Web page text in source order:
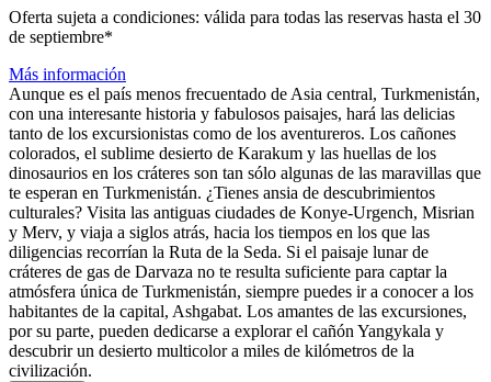
Oferta sujeta a condiciones: válida para todas las reservas hasta el 30
de septiembre*
Más información
Aunque es el país menos frecuentado de Asia central, Turkmenistán,
con una interesante historia y fabulosos paisajes, hará las delicias
tanto de los excursionistas como de los aventureros. Los cañones
colorados, el sublime desierto de Karakum y las huellas de los
dinosaurios en los cráteres son tan sólo algunas de las maravillas que
te esperan en Turkmenistán. ¿Tienes ansia de descubrimientos
culturales? Visita las antiguas ciudades de Konye-Urgench, Misrian
y Merv, y viaja a siglos atrás, hacia los tiempos en los que las
diligencias recorrían la Ruta de la Seda. Si el paisaje lunar de
cráteres de gas de Darvaza no te resulta suficiente para captar la
atmósfera única de Turkmenistán, siempre puedes ir a conocer a los
habitantes de la capital, Ashgabat. Los amantes de las excursiones,
por su parte, pueden dedicarse a explorar el cañón Yangykala y
descubrir un desierto multicolor a miles de kilómetros de la
civilización.